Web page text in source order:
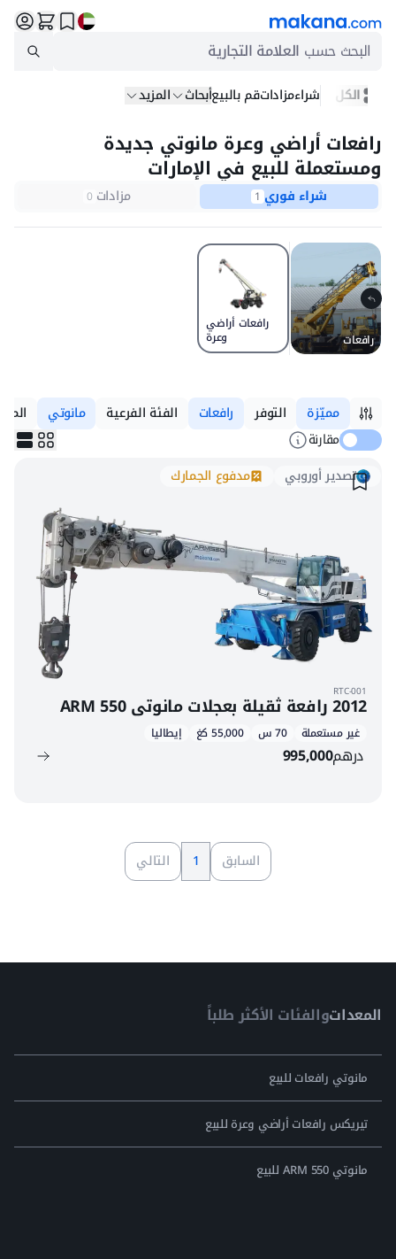
البحث حسب العلامة التجارية
الكل شراءمزاداتقم بالبيعأبحاث المزيد
رافعات أراضي وعرة مانوتي جديدة
ومستعملة للبيع في الإمارات
شراء فوري 1 مزادات 0
رافعات
رافعات أراضي
وعرة
مميّزة التوفر رافعات الفئة الفرعية مانوتي
مقارنة
تصدير أوروبي
مدفوع الجمارك
RTC-001
2012 رافعة ثقيلة بعجلات مانوتي ARM 550
غير مستعملة 70 س 55,000 كغ إيطاليا
درهم995,000
السابق 1 التالي
المعداتوالفئات الأكثر طلباً
مانوتي رافعات للبيع
تيريكس رافعات أراضي وعرة للبيع
مانوتي ARM 550 للبيع